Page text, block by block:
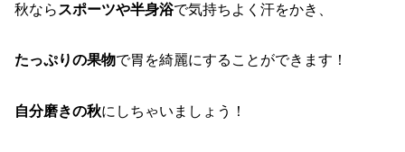
秋なら スポーツや半身浴で気持ちよく汗をかき、
たっぷりの果物で胃を綺麗にすることができます！
自分磨きの秋にしちゃいましょう！